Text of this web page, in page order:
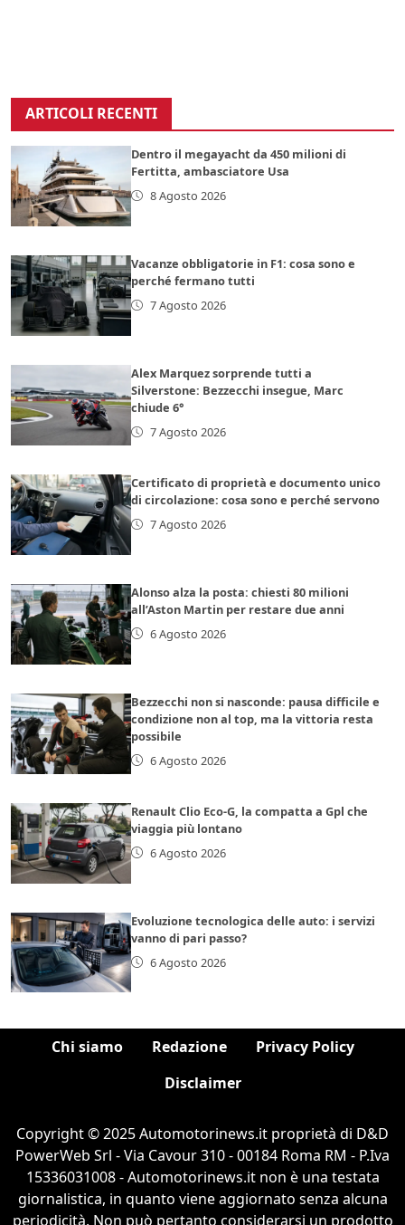
ARTICOLI RECENTI
Dentro il megayacht da 450 milioni di
Fertitta, ambasciatore Usa
8 Agosto 2026
Vacanze obbligatorie in F1: cosa sono e
perché fermano tutti
7 Agosto 2026
Alex Marquez sorprende tutti a
Silverstone: Bezzecchi insegue, Marc
chiude 6°
7 Agosto 2026
Certificato di proprietà e documento unico
di circolazione: cosa sono e perché servono
7 Agosto 2026
Alonso alza la posta: chiesti 80 milioni
all’Aston Martin per restare due anni
6 Agosto 2026
Bezzecchi non si nasconde: pausa difficile e
condizione non al top, ma la vittoria resta
possibile
6 Agosto 2026
Renault Clio Eco-G, la compatta a Gpl che
viaggia più lontano
6 Agosto 2026
Evoluzione tecnologica delle auto: i servizi
vanno di pari passo?
6 Agosto 2026
Chi siamo Redazione
Privacy Policy
Disclaimer
Copyright © 2025 Automotorinews.it proprietà di D&D
PowerWeb Srl - Via Cavour 310 - 00184 Roma RM - P.Iva
15336031008 - Automotorinews.it non è una testata
giornalistica, in quanto viene aggiornato senza alcuna
periodicità. Non può pertanto considerarsi un prodotto